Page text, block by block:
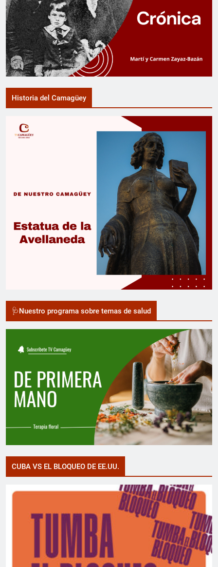
Historia del Camagüey
🩺Nuestro programa sobre temas de salud
CUBA VS EL BLOQUEO DE EE.UU.